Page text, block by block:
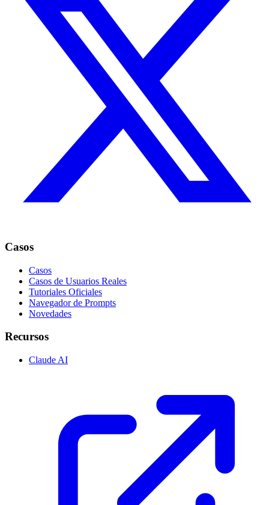
Casos
Casos
Casos de Usuarios Reales
Tutoriales Oficiales
Navegador de Prompts
Novedades
Recursos
Claude AI